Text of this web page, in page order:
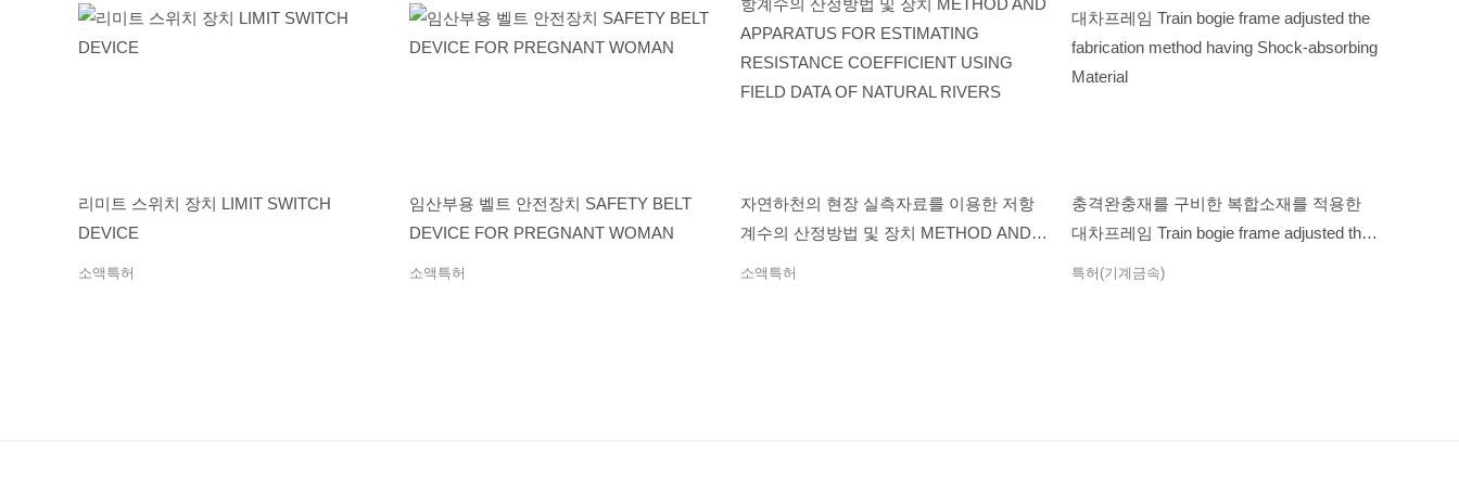
리미트 스위치 장치 LIMIT SWITCH
DEVICE
소액특허
임산부용 벨트 안전장치 SAFETY BELT
DEVICE FOR PREGNANT WOMAN
소액특허
자연하천의 현장 실측자료를 이용한 저항
계수의 산정방법 및 장치 METHOD AND
소액특허
충격완충재를 구비한 복합소재를 적용한
대차프레임 Train bogie frame adjusted the
특허(기계금속)